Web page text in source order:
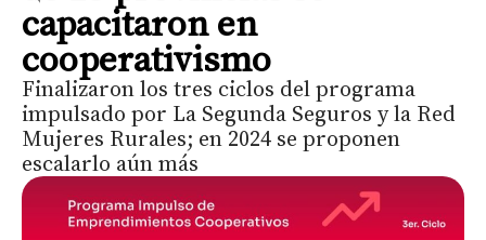
capacitaron en
cooperativismo
Finalizaron los tres ciclos del programa
impulsado por La Segunda Seguros y la Red
Mujeres Rurales; en 2024 se proponen
escalarlo aún más